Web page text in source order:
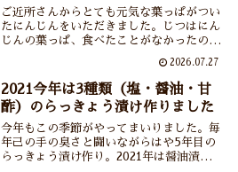
ご近所さんからとても元気な葉っぱがつい
たにんじんをいただきました。じつはにん
じんの葉っぱ、食べたことがなかったので
いましたがこの暑さで天ぷらはあっさりと
挫折。和えものと炒めものでいただくこと
に。にんじんの葉っぱがこんなにおいしい
って知らなかったよ。
2026.07.27
2021今年は3種類（塩・醤油・甘
酢）のらっきょう漬け作りました
今年もこの季節がやってまいりました。毎
年己の手の臭さと闘いながらはや5年目の
らっきょう漬け作り。2021年は醤油漬け・